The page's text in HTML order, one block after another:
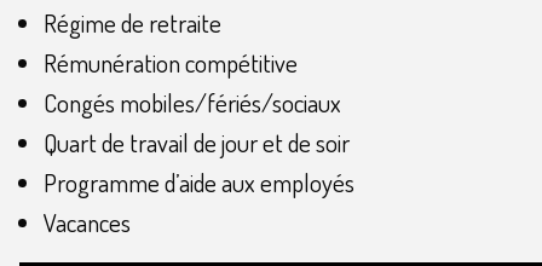
Régime de retraite
Rémunération compétitive
Congés mobiles/fériés/sociaux
Quart de travail de jour et de soir
Programme d’aide aux employés
Vacances